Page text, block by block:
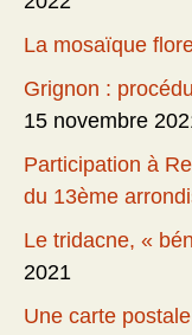
La mosaïque
Grignon :
15 novembre
Participation à
du 13ème
Le tridacne, «
2021
Une carte